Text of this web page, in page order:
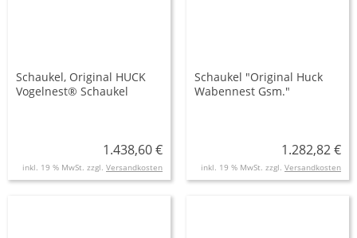
Schaukel, Original HUCK
Vogelnest® Schaukel
1.438,60 €
inkl. 19 % MwSt. zzgl. Versandkosten
Schaukel "Original Huck
Wabennest Gsm."
1.282,82 €
inkl. 19 % MwSt. zzgl. Versandkosten